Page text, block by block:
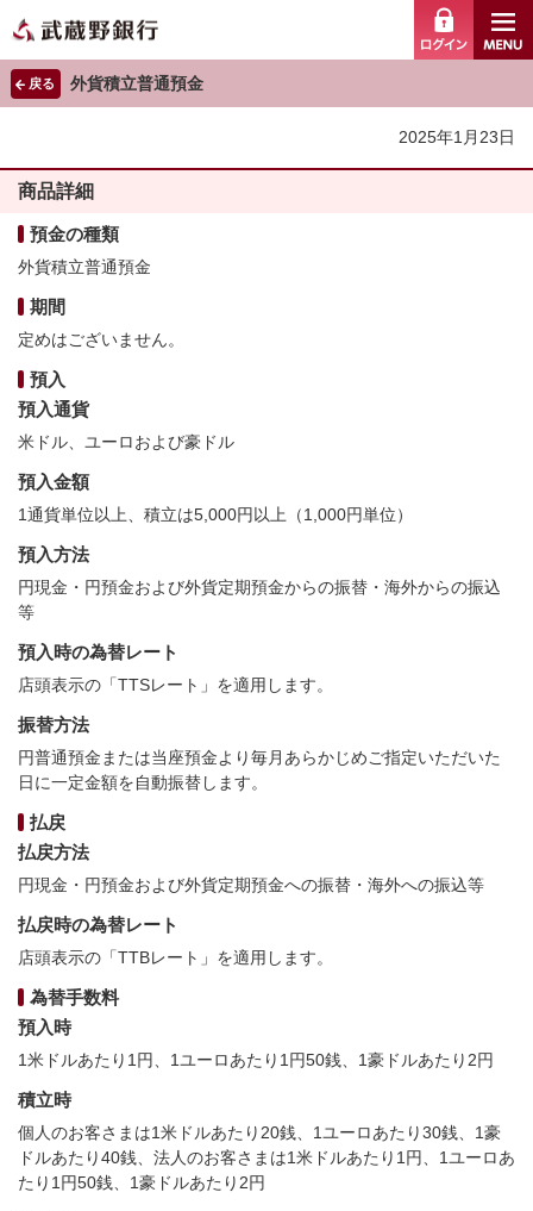
ログイ
戻る 外貨積立普通預金
2025年1月23日
商品詳細
預金の種類
外貨積立普通預金
期間
定めはございません。
預入
預入通貨
米ドル、ユーロおよび豪ドル
預入金額
1通貨単位以上、積立は5,000円以上（1,000円単位）
預入方法
円現金・円預金および外貨定期預金からの振替・海外からの振込
等
預入時の為替レート
店頭表示の「TTSレート」を適用します。
振替方法
円普通預金または当座預金より毎月あらかじめご指定いただいた
日に一定金額を自動振替します。
払戻
払戻方法
円現金・円預金および外貨定期預金への振替・海外への振込等
払戻時の為替レート
店頭表示の「TTBレート」を適用します。
為替手数料
預入時
1米ドルあたり1円、1ユーロあたり1円50銭、1豪ドルあたり2円
積立時
個人のお客さまは1米ドルあたり20銭、1ユーロあたり30銭、1豪
ドルあたり40銭、法人のお客さまは1米ドルあたり1円、1ユーロあ
たり1円50銭、1豪ドルあたり2円